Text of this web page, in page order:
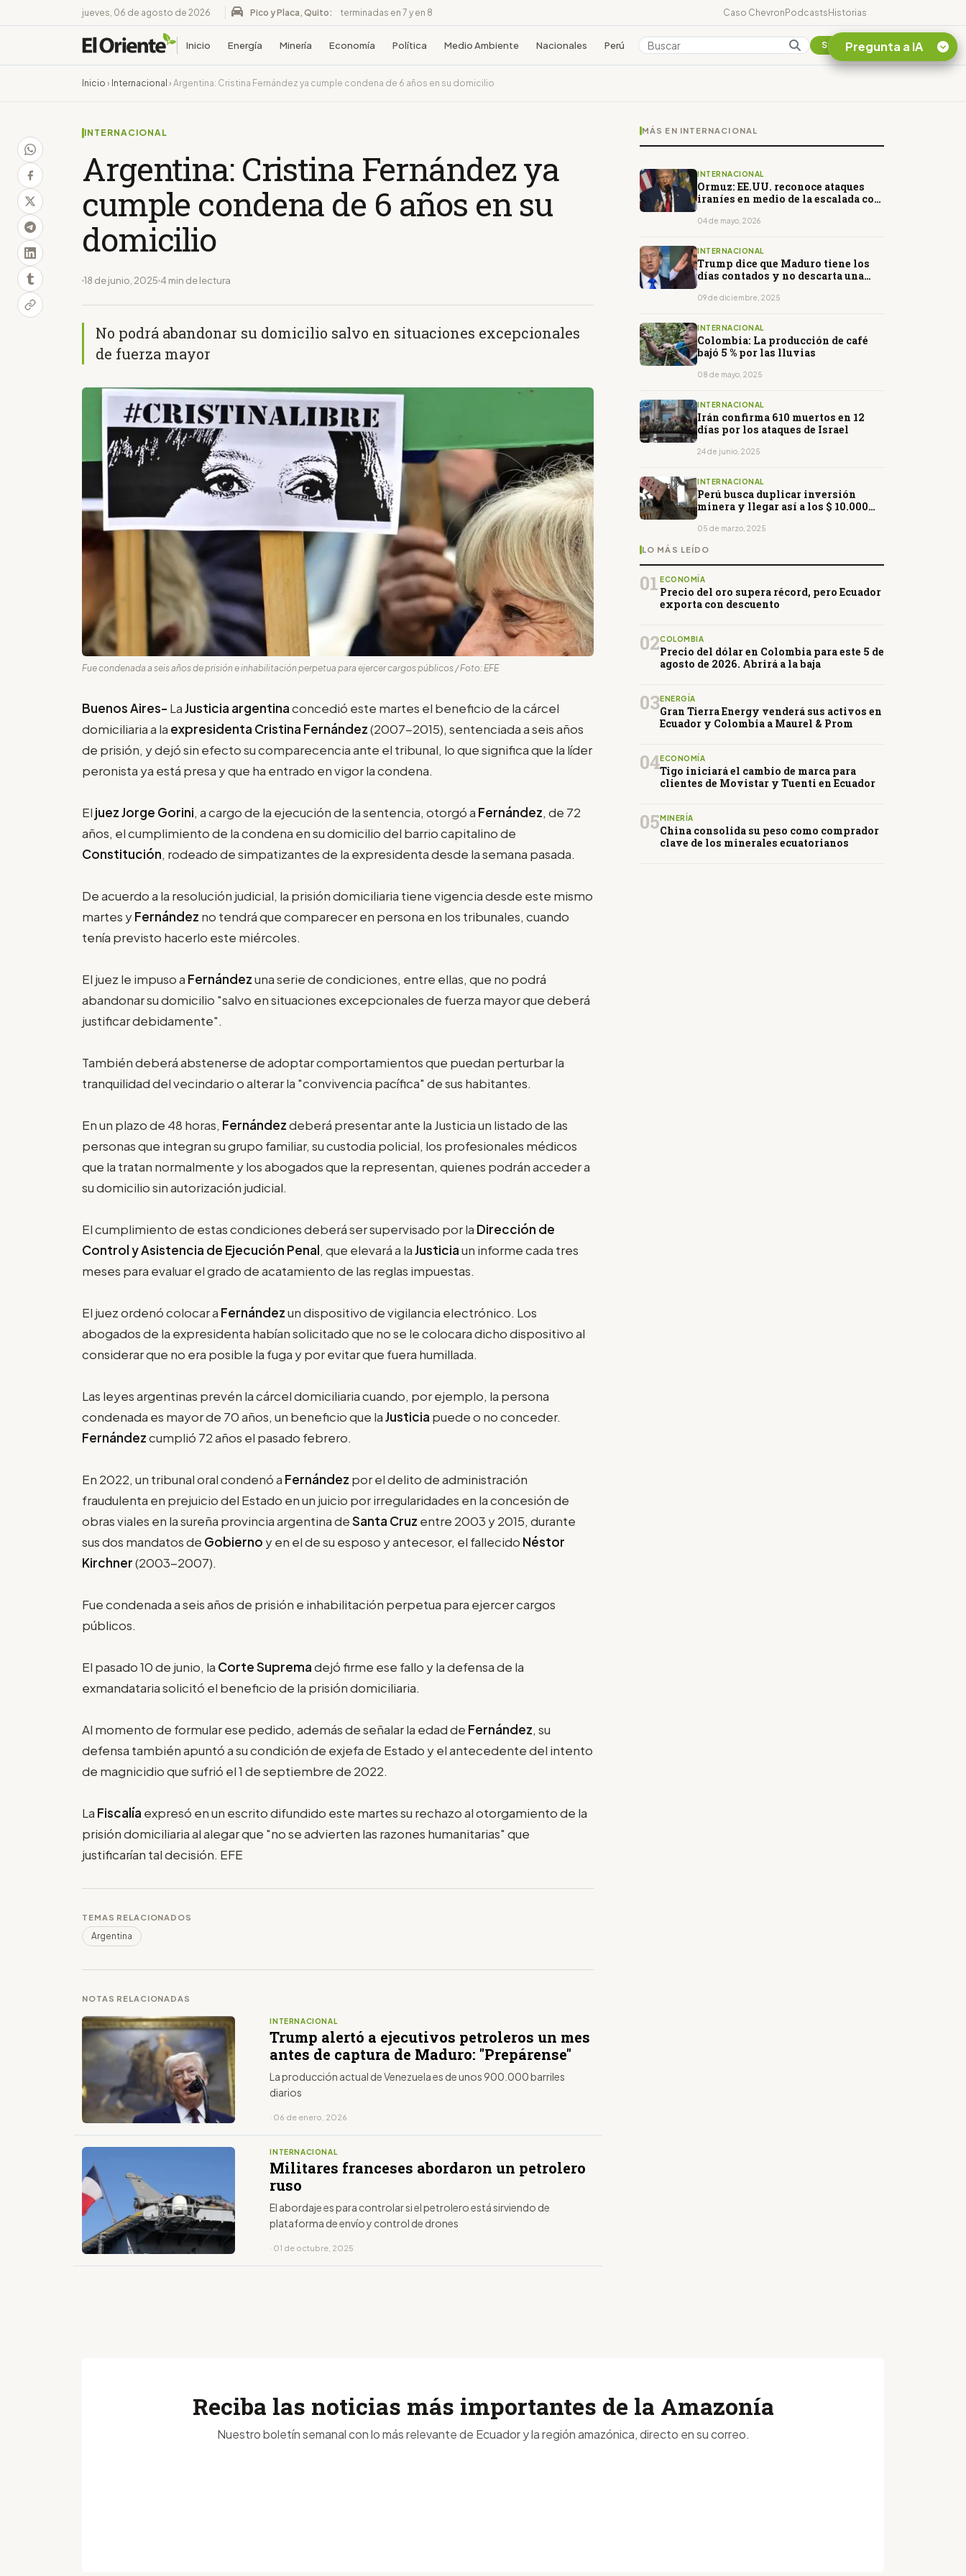
jueves, 06 de agosto de 2026 Pico y Placa, Quito: terminadas en 7 y en 8 Caso ChevronPodcastsHistorias
Inicio Energía Minería Economía Política Medio Ambiente Nacionales Perú Colombia Suscribirse
Inicio › Internacional › Argentina: Cristina Fernández ya cumple condena de 6 años en su domicilio
INTERNACIONAL
Argentina: Cristina Fernández ya
cumple condena de 6 años en su
domicilio
18 de junio, 2025 4 min de lectura
No podrá abandonar su domicilio salvo en situaciones excepcionales
de fuerza mayor
Fue condenada a seis años de prisión e inhabilitación perpetua para ejercer cargos públicos / Foto: EFE
Buenos Aires- LaJusticia argentinaconcedió este martes el beneficio de la cárcel
domiciliaria a la expresidenta Cristina Fernández(2007-2015), sentenciada a seis años
de prisión, y dejó sin efecto su comparecencia ante el tribunal, lo que significa que la líder
peronista ya está presa y que ha entrado en vigor la condena.
El juez Jorge Gorini, a cargo de la ejecución de la sentencia, otorgó a Fernández, de 72
años, el cumplimiento de la condena en su domicilio del barrio capitalino de
Constitución, rodeado de simpatizantes de la expresidenta desde la semana pasada.
De acuerdo a la resolución judicial, la prisión domiciliaria tiene vigencia desde este mismo
martes yFernández no tendrá que comparecer en persona en los tribunales, cuando
tenía previsto hacerlo este miércoles.
El juez le impuso a Fernándezuna serie de condiciones, entre ellas, que no podrá
abandonar su domicilio "salvo en situaciones excepcionales de fuerza mayor que deberá
justificar debidamente".
También deberá abstenerse de adoptar comportamientos que puedan perturbar la
tranquilidad del vecindario o alterar la "convivencia pacífica" de sus habitantes.
En un plazo de 48 horas, Fernándezdeberá presentar ante la Justicia un listado de las
personas que integran su grupo familiar, su custodia policial, los profesionales médicos
que la tratan normalmente y los abogados que la representan, quienes podrán acceder a
su domicilio sin autorización judicial.
El cumplimiento de estas condiciones deberá ser supervisado por la Dirección de
Control y Asistencia de Ejecución Penal, que elevará a laJusticiaun informe cada tres
meses para evaluar el grado de acatamiento de las reglas impuestas.
El juez ordenó colocar a Fernándezun dispositivo de vigilancia electrónico. Los
abogados de la expresidenta habían solicitado que no se le colocara dicho dispositivo al
considerar que no era posible la fuga y por evitar que fuera humillada.
Las leyes argentinas prevén la cárcel domiciliaria cuando, por ejemplo, la persona
condenada es mayor de 70 años, un beneficio que laJusticia puede o no conceder.
Fernándezcumplió 72 años el pasado febrero.
En 2022, un tribunal oral condenó a Fernández por el delito de administración
fraudulenta en prejuicio del Estado en un juicio por irregularidades en la concesión de
obras viales en la sureña provincia argentina deSanta Cruz entre 2003 y 2015, durante
sus dos mandatos de Gobierno y en el de su esposo y antecesor, el fallecido Néstor
Kirchner(2003-2007).
Fue condenada a seis años de prisión e inhabilitación perpetua para ejercer cargos
públicos.
El pasado 10 de junio, la Corte Supremadejó firme ese fallo y la defensa de la
exmandataria solicitó el beneficio de la prisión domiciliaria.
Al momento de formular ese pedido, además de señalar la edad de Fernández, su
defensa también apuntó a su condición de exjefa de Estado y el antecedente del intento
de magnicidio que sufrió el 1 de septiembre de 2022.
La Fiscalía expresó en un escrito difundido este martes su rechazo al otorgamiento de la
prisión domiciliaria al alegar que "no se advierten las razones humanitarias" que
justificarían tal decisión. EFE
TEMAS RELACIONADOS
Argentina
NOTAS RELACIONADAS
INTERNACIONAL
Trump alertó a ejecutivos petroleros un mes
antes de captura de Maduro: "Prepárense"
La producción actual de Venezuela es de unos 900.000 barriles
diarios
· 06 de enero, 2026
INTERNACIONAL
Militares franceses abordaron un petrolero
ruso
El abordaje es para controlar si el petrolero está sirviendo de
plataforma de envío y control de drones
· 01 de octubre, 2025
MÁS EN INTERNACIONAL
INTERNACIONAL
Ormuz: EE.UU. reconoce ataques
iraníes en medio de la escalada con
04 de mayo, 2026
INTERNACIONAL
Trump dice que Maduro tiene los
días contados y no descarta una
09 de diciembre, 2025
INTERNACIONAL
Colombia: La producción de café
bajó 5 % por las lluvias
08 de mayo, 2025
INTERNACIONAL
Irán confirma 610 muertos en 12
días por los ataques de Israel
24 de junio, 2025
INTERNACIONAL
Perú busca duplicar inversión
minera y llegar así a los $ 10.000
05 de marzo, 2025
LO MÁS LEÍDO
01 ECONOMÍA
Precio del oro supera récord, pero Ecuador
exporta con descuento
02COLOMBIA
Precio del dólar en Colombia para este 5 de
agosto de 2026. Abrirá a la baja
03ENERGÍA
Gran Tierra Energy venderá sus activos en
Ecuador y Colombia a Maurel & Prom
04ECONOMÍA
Tigo iniciará el cambio de marca para
clientes de Movistar y Tuenti en Ecuador
05 MINERÍA
China consolida su peso como comprador
clave de los minerales ecuatorianos
Pregunta a IA
¿En que consiste la
Reciba las noticias más importantes de la Amazonía
Nuestro boletín semanal con lo más relevante de Ecuador y la región amazónica, directo en su correo.